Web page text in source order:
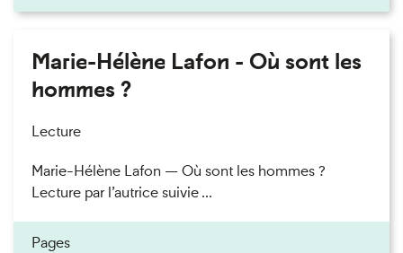
Marie-Hélène Lafon - Où sont les
hommes ?
Lecture
Marie-Hélène Lafon — Où sont les hommes ?
Lecture par l’autrice suivie ...
Pages